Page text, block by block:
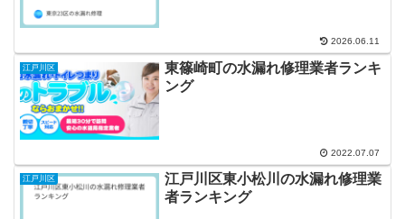
2026.06.11
江戸川区
東篠崎町の水漏れ修理業者ランキ
ング
2022.07.07
江戸川区
江戸川区東小松川の水漏れ修理業
者ランキング